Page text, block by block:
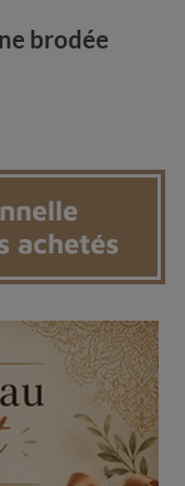
brodée
achetés